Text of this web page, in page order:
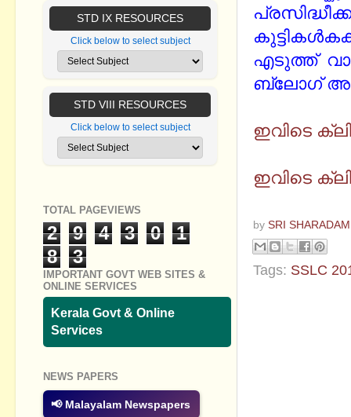
എടുത്ത്
ബ്ലോഗ്
ഇവിടെ
ഇവിടെ
by SRI
Tags: SSLC
STD IX RESOURCES
Click below to select subject
STD VIII RESOURCES
Click below to select subject
TOTAL PAGEVIEWS
2 9 4 3 0
1
8
3
IMPORTANT GOVT WEB SITES &
ONLINE SERVICES
Kerala Govt & Online
Services
NEWS PAPERS
📢 Malayalam Newspapers